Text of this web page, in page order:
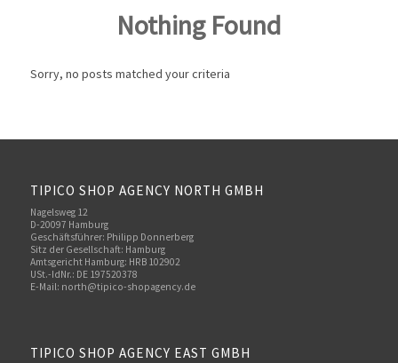
Nothing Found
Sorry, no posts matched your criteria
TIPICO SHOP AGENCY NORTH GMBH
Nagelsweg 12
D-20097 Hamburg
Geschäftsführer: Philipp Donnerberg
Sitz der Gesellschaft: Hamburg
Amtsgericht Hamburg: HRB 102902
USt.-IdNr.: DE 197520378
E-Mail: north@tipico-shopagency.de
TIPICO SHOP AGENCY EAST GMBH